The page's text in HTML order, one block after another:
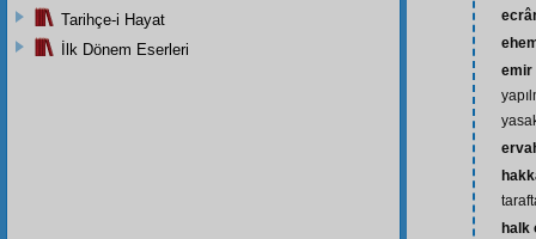
emir
halk
Tarihçe-i Hayat
İlk Dönem Eserleri